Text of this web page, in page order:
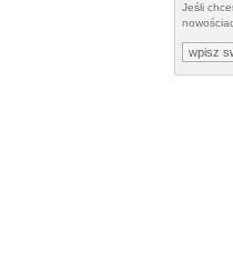
Jeśli